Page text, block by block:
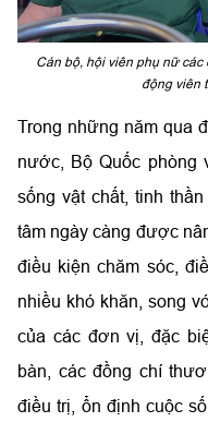
Cán bộ, hội viên phụ nữ
động viên
Trong những năm qua
nước, Bộ Quốc phòng
sống vật chất, tinh
tâm ngày càng được
điều kiện chăm sóc,
nhiều khó khăn, song
của các đơn vị, đặc
bàn, các đồng chí
điều trị, ổn định cuộc